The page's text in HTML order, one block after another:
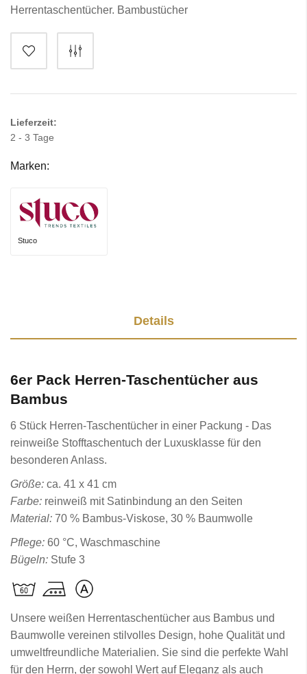
Herrentaschentücher. Bambustücher
Lieferzeit:
2 - 3 Tage
Marken:
Stuco
Details
6er Pack Herren-Taschentücher aus
Bambus
6 Stück Herren-Taschentücher in einer Packung - Das
reinweiße Stofftaschentuch der Luxusklasse für den
besonderen Anlass.
Größe: ca. 41 x 41 cm
Farbe: reinweiß mit Satinbindung an den Seiten
Material: 70 % Bambus-Viskose, 30 % Baumwolle
Pflege: 60 °C, Waschmaschine
Bügeln: Stufe 3
Unsere weißen Herrentaschentücher aus Bambus und
Baumwolle vereinen stilvolles Design, hohe Qualität und
umweltfreundliche Materialien. Sie sind die perfekte Wahl
für den Herrn, der sowohl Wert auf Eleganz als auch